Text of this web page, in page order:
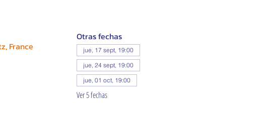
France
Otras fechas
jue, 17 sept, 19:00
jue, 24 sept, 19:00
jue, 01 oct, 19:00
Ver 5 fechas